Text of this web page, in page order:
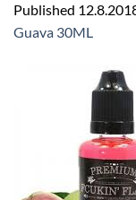
Published
Guava 30ML